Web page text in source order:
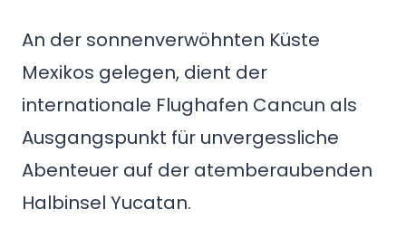
An der sonnenverwöhnten Küste
Mexikos gelegen, dient der
internationale Flughafen Cancun als
Ausgangspunkt für unvergessliche
Abenteuer auf der atemberaubenden
Halbinsel Yucatan.